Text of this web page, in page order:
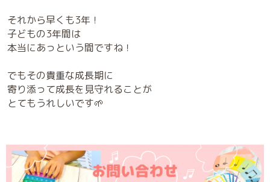
それから早くも3年！
子どもの3年間は
本当にあっという間ですね！
でもその貴重な成長期に
寄り添って成長を見守れることが
とてもうれしいです🌱